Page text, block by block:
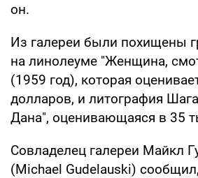
он.
Из галереи были похищены
на линолеуме "Женщина,
(1959 год), которая
долларов, и литография
Дана", оценивающаяся в 35
Совладелец галереи Майкл
(Michael Gudelauski)